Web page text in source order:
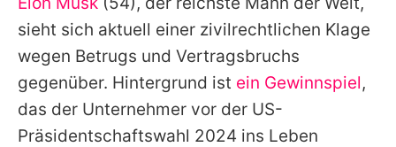
Alle Themen auf Promiflash
Jobs
App runterladen
Team
sieht sich aktuell einer zivilrechtlichen Klage
wegen Betrugs und Vertragsbruchs
gegenüber. Hintergrund ist ein Gewinnspiel,
das der Unternehmer vor der US-
Präsidentschaftswahl 2024 ins Leben